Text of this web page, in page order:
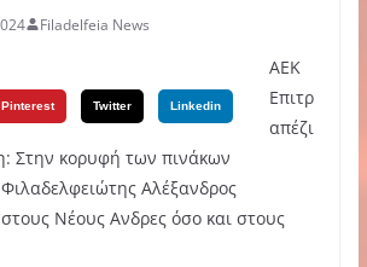
Filadelfeia News
Pinterest Twitter Linkedin
ΑΕΚ
Επιτρ
απέζι
Στην κορυφή των πινάκων
Αλέξανδρος
Νέους Ανδρες όσο και στους